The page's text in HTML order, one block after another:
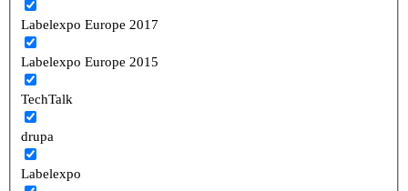
Labelexpo Europe 2017
Labelexpo Europe 2015
TechTalk
drupa
Labelexpo